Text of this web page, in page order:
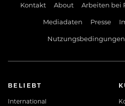
Kontakt About Arbeiten bei
Mediadaten
Presse
Nutzungsbedingungen
BELIEBT
International